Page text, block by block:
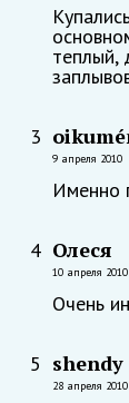
теплый,
3
9 апреля 2010
Именно
4 Олеся
10 апреля 2010
Очень
5 shendy
28 апреля 2010